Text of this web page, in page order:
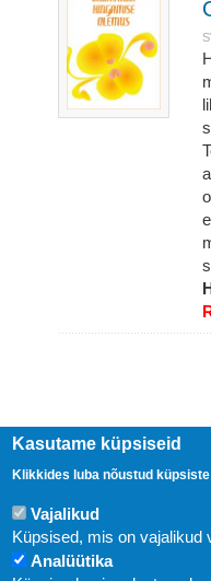
Kasutame küpsiseid
Klikkides luba nõustud
Vajalikud
Küpsised, mis on vajalikud
Analüütika